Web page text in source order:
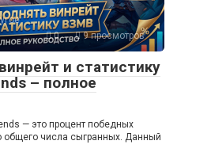
0
9 просмотров
и статистику
– полное
— это процент победных
общего числа сыгранных. Данный